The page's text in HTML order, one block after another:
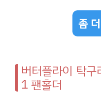
좀
버터플라이 탁
1 팬홀더